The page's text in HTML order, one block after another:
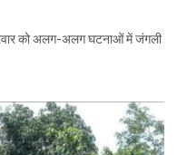
को अलग-अलग घटनाओं में जंगली